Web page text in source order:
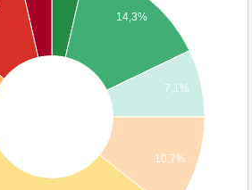
14,3%
7,1%
10,7%